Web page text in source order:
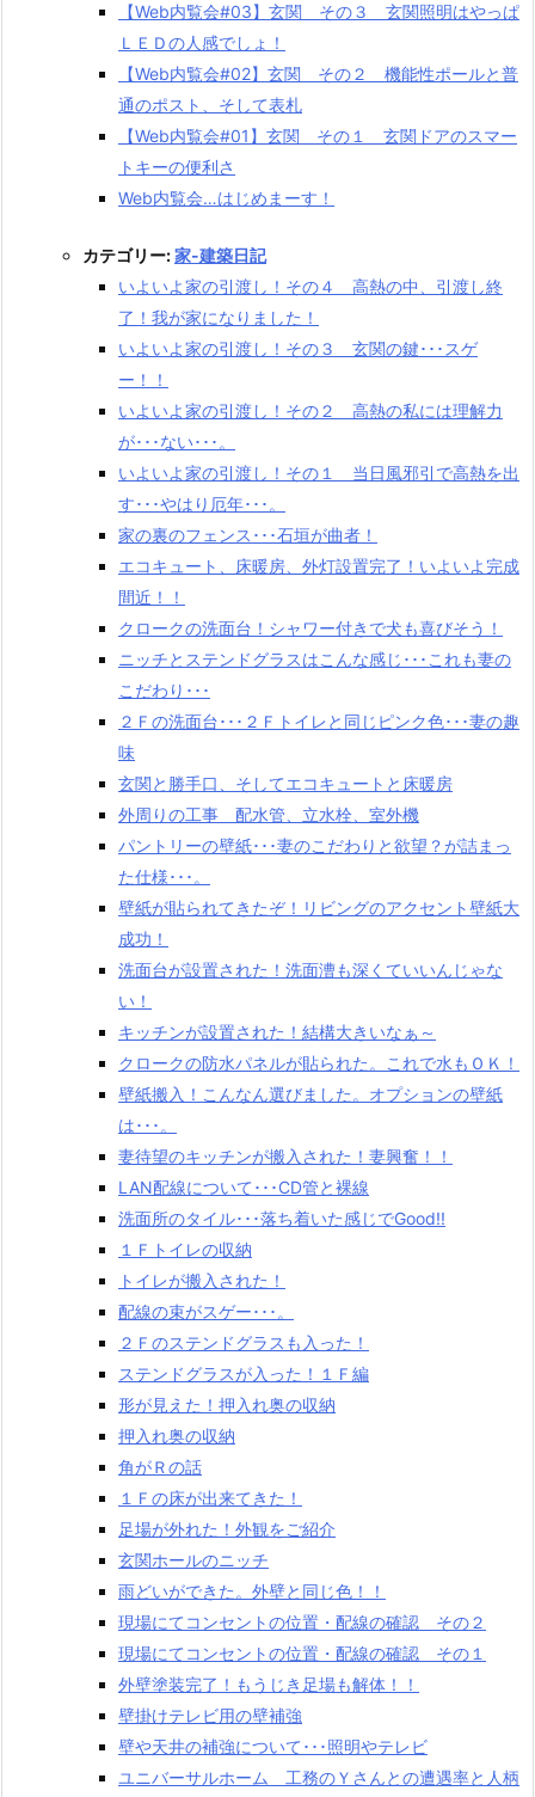
【Web内覧会#03】玄関 その３ 玄関照明はやっぱ
ＬＥＤの人感でしょ！
【Web内覧会#02】玄関 その２ 機能性ポールと普
通のポスト、そして表札
【Web内覧会#01】玄関 その１ 玄関ドアのスマー
トキーの便利さ
Web内覧会…はじめまーす！
カテゴリー:家-建築日記
いよいよ家の引渡し！その４ 高熱の中、引渡し終
了！我が家になりました！
いよいよ家の引渡し！その３ 玄関の鍵･･･スゲ
ー！！
いよいよ家の引渡し！その２ 高熱の私には理解力
が･･･ない･･･。
いよいよ家の引渡し！その１ 当日風邪引で高熱を出
す･･･やはり厄年･･･。
家の裏のフェンス･･･石垣が曲者！
エコキュート、床暖房、外灯設置完了！いよいよ完成
間近！！
クロークの洗面台！シャワー付きで犬も喜びそう！
ニッチとステンドグラスはこんな感じ･･･これも妻の
こだわり･･･
２Ｆの洗面台･･･２Ｆトイレと同じピンク色･･･妻の趣
味
玄関と勝手口、そしてエコキュートと床暖房
外周りの工事 配水管、立水栓、室外機
パントリーの壁紙･･･妻のこだわりと欲望？が詰まっ
た仕様･･･。
壁紙が貼られてきたぞ！リビングのアクセント壁紙大
成功！
洗面台が設置された！洗面漕も深くていいんじゃな
い！
キッチンが設置された！結構大きいなぁ～
クロークの防水パネルが貼られた。これで水もＯＫ！
壁紙搬入！こんなん選びました。オプションの壁紙
は･･･。
妻待望のキッチンが搬入された！妻興奮！！
LAN配線について･･･CD管と裸線
洗面所のタイル･･･落ち着いた感じでGood!!
１Ｆトイレの収納
トイレが搬入された！
配線の束がスゲー･･･。
２Ｆのステンドグラスも入った！
ステンドグラスが入った！１Ｆ編
形が見えた！押入れ奥の収納
押入れ奥の収納
角がＲの話
１Ｆの床が出来てきた！
足場が外れた！外観をご紹介
玄関ホールのニッチ
雨どいができた。外壁と同じ色！！
現場にてコンセントの位置・配線の確認 その２
現場にてコンセントの位置・配線の確認 その１
外壁塗装完了！もうじき足場も解体！！
壁掛けテレビ用の壁補強
壁や天井の補強について･･･照明やテレビ
ユニバーサルホーム 工務のＹさんとの遭遇率と人柄